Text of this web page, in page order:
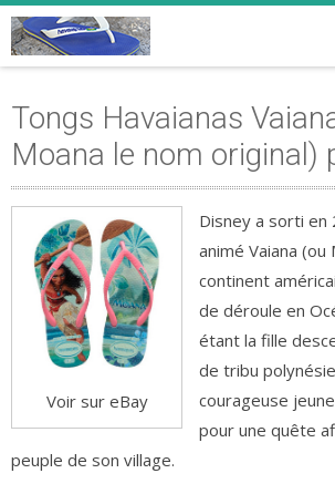
Tongs Havaianas
Moana le nom original)
Voir sur eBay
Disney a sorti en
animé Vaiana (ou
continent
de déroule en
étant la fille
de tribu
courageuse
pour une quête
peuple de son village.